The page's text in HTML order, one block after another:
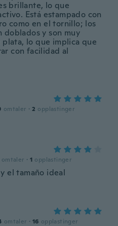
brillante, lo que
Está estampado con
como en el tornillo; los
doblados y son muy
plata, lo que implica que
con facilidad al
omtaler · 2 opplastinger
omtaler · 1 opplastinger
el tamaño ideal
omtaler · 16 opplastinger